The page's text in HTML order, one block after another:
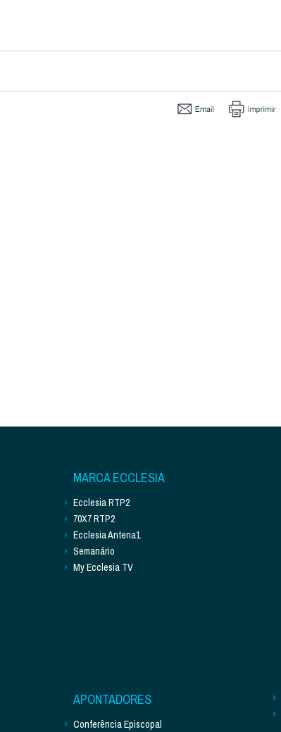
MARCA ECCLESIA
Ecclesia RTP2
70X7 RTP2
Ecclesia Antena1
Semanário
My Ecclesia TV
APONTADORES
Conferência Episcopal